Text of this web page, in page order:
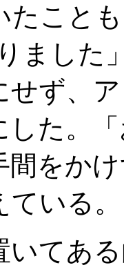
たこと
ました
せず、
した。
間をか
いる。
いてあ